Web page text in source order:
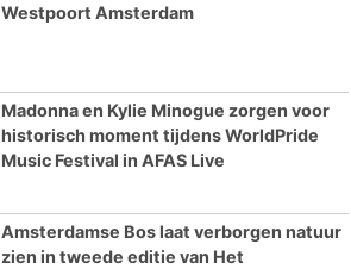
Westpoort Amsterdam
Madonna en Kylie Minogue zorgen voor
historisch moment tijdens WorldPride
Music Festival in AFAS Live
Amsterdamse Bos laat verborgen natuur
zien in tweede editie van Het